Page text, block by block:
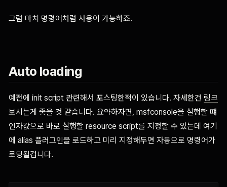
그럼 마치 명령어처럼 사용이 가능하죠.
Auto loading
예전에 init script 관련해서 포스팅한적이 있습니다. 자세한건 링크
보시는게 좋을 것 같습니다. 요약하자면, msfconsole을 실행할 떄
인자값으로 바로 실행할 resource script를 지정할 수 있는데 여기
에 alias 플러그인을 로드하고 미리 지정해두면 자동으로 명령어가
로딩될겁니다.